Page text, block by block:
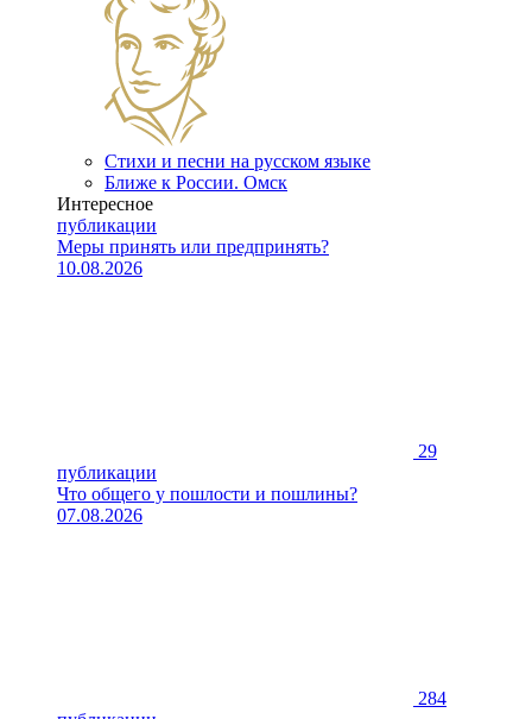
Стихи и песни на русском языке
Ближе к России. Омск
Интересное
публикации
Меры принять или предпринять?
10.08.2026
29
публикации
Что общего у пошлости и пошлины?
07.08.2026
284